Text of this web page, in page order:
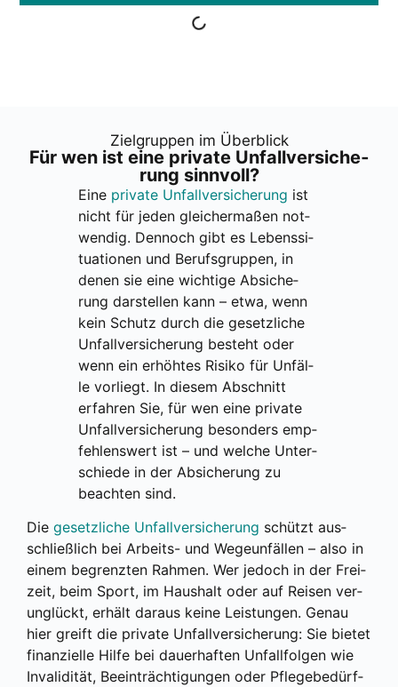
Ziel­grup­pen im Über­blick
Für wen ist eine pri­va­te Unfall­ver­si­che­
rung sinn­voll?
Eine pri­va­te Unfall­ver­si­che­rung ist
nicht für jeden glei­cher­ma­ßen not­
wen­dig. Den­noch gibt es Lebens­si­
tua­tio­nen und Berufs­grup­pen, in
denen sie eine wich­ti­ge Absi­che­
rung dar­stel­len kann – etwa, wenn
kein Schutz durch die gesetz­li­che
Unfall­ver­si­che­rung besteht oder
wenn ein erhöh­tes Risi­ko für Unfäl­
le vor­liegt. In die­sem Abschnitt
erfah­ren Sie, für wen eine pri­va­te
Unfall­ver­si­che­rung beson­ders emp­
feh­lens­wert ist – und wel­che Unter­
schie­de in der Absi­che­rung zu
beach­ten sind.
Die gesetz­li­che Unfall­ver­si­che­rung schützt aus­
schließ­lich bei Arbeits- und Wege­un­fäl­len – also in
einem begrenz­ten Rah­men. Wer jedoch in der Frei­
zeit, beim Sport, im Haus­halt oder auf Rei­sen ver­
un­glückt, erhält dar­aus kei­ne Leis­tun­gen. Genau
hier greift die pri­va­te Unfall­ver­si­che­rung: Sie bie­tet
finan­zi­el­le Hil­fe bei dau­er­haf­ten Unfall­fol­gen wie
Inva­li­di­tät, Beein­träch­ti­gun­gen oder Pfle­ge­be­dürf­